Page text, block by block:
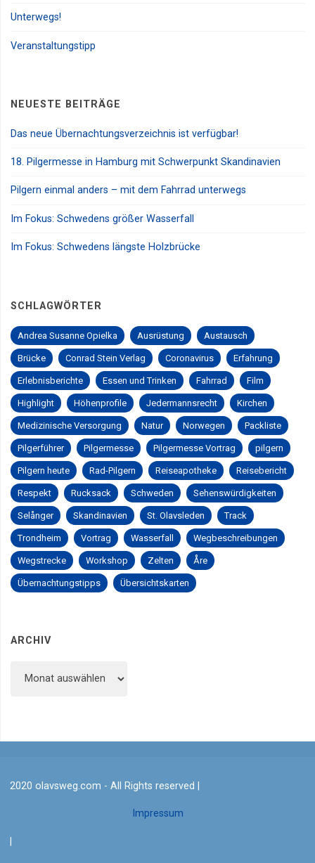
Unterwegs!
Veranstaltungstipp
NEUESTE BEITRÄGE
Das neue Übernachtungsverzeichnis ist verfügbar!
18. Pilgermesse in Hamburg mit Schwerpunkt Skandinavien
Pilgern einmal anders – mit dem Fahrrad unterwegs
Im Fokus: Schwedens größer Wasserfall
Im Fokus: Schwedens längste Holzbrücke
SCHLAGWÖRTER
Andrea Susanne Opielka Ausrüstung Austausch
Brücke Conrad Stein Verlag Coronavirus Erfahrung
Erlebnisberichte Essen und Trinken Fahrrad Film
Highlight Höhenprofile Jedermannsrecht Kirchen
Medizinische Versorgung Natur Norwegen Packliste
Pilgerführer Pilgermesse Pilgermesse Vortrag pilgern
Pilgern heute Rad-Pilgern Reiseapotheke Reisebericht
Respekt Rucksack Schweden Sehenswürdigkeiten
Selånger Skandinavien St. Olavsleden Track
Trondheim Vortrag Wasserfall Wegbeschreibungen
Wegstrecke Workshop Zelten Åre
Übernachtungstipps Übersichtskarten
ARCHIV
2020 olavsweg.com - All Rights reserved |
Impressum